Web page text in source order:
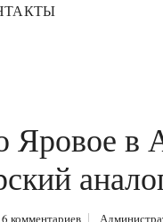
Яровое в
6 комментариев